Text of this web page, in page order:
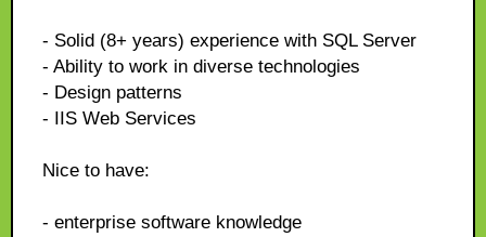
- Solid (8+ years) experience with SQL Server
- Ability to work in diverse technologies
- Design patterns
- IIS Web Services
Nice to have:
- enterprise software knowledge